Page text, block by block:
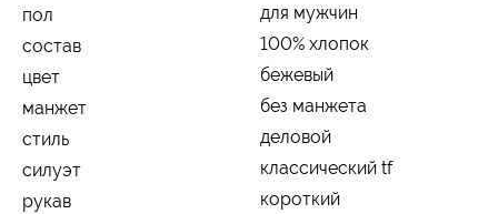
пол
для мужчин
состав
100% хлопок
цвет
бежевый
манжет
без манжета
стиль
деловой
силуэт
классический tf
рукав
короткий